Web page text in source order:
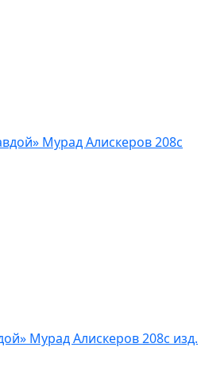
Мурад Алискеров 208с изд.